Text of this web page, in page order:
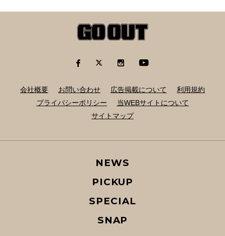
会社概要 お問い合わせ 広告掲載について
利用規約
プライバシーポリシー
当WEBサイトについて
サイトマップ
NEWS
PICKUP
SPECIAL
SNAP